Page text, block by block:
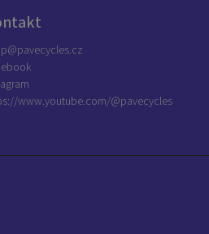
@pavecycles.cz
www.youtube.com/@pavecycles